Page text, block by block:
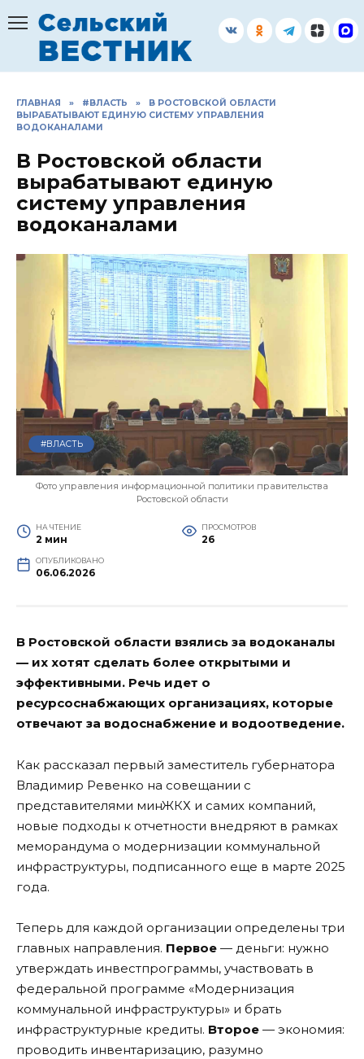
содержанию
ГЛАВНАЯ » #ВЛАСТЬ »
В РОСТОВСКОЙ ОБЛАСТИ
ВЫРАБАТЫВАЮТ ЕДИНУЮ СИСТЕМУ УПРАВЛЕНИЯ
ВОДОКАНАЛАМИ
В Ростовской области
вырабатывают единую
систему управления
водоканалами
#ВЛАСТЬ
Фото управления информационной политики правительства
Ростовской области
НА ЧТЕНИЕ
2 мин
ПРОСМОТРОВ
26
ОПУБЛИКОВАНО
06.06.2026
В Ростовской области взялись за водоканалы
— их хотят сделать более открытыми и
эффективными. Речь идет о
ресурсоснабжающих организациях, которые
отвечают за водоснабжение и водоотведение.
Как рассказал первый заместитель губернатора
Владимир Ревенко на совещании с
представителями минЖКХ и самих компаний,
новые подходы к отчетности внедряют в рамках
меморандума о модернизации коммунальной
инфраструктуры, подписанного еще в марте 2025
года.
Теперь для каждой организации определены три
главных направления. Первое — деньги: нужно
утверждать инвестпрограммы, участвовать в
федеральной программе «Модернизация
коммунальной инфраструктуры» и брать
инфраструктурные кредиты. Второе — экономия:
проводить инвентаризацию, разумно